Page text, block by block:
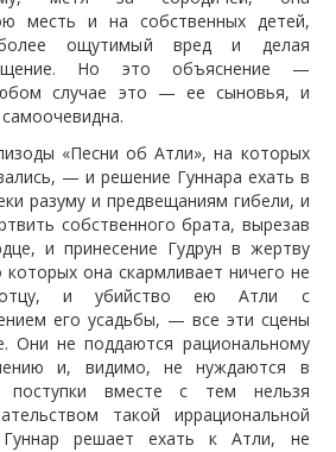
месть и на собственных детей,
ощутимый вред и делая
Но это объяснение —
случае это — ее сыновья, и
«Песни об Атли», на которых
— и решение Гуннара ехать в
разуму и предвещаниям гибели, и
собственного брата, вырезав
и принесение Гудрун в жертву
она скармливает ничего не
отцу, и убийство ею Атли с
его усадьбы, — все эти сцены
Они не поддаются рациональному
и, видимо, не нуждаются в
вместе с тем нельзя
такой иррациональной
решает ехать к Атли, не